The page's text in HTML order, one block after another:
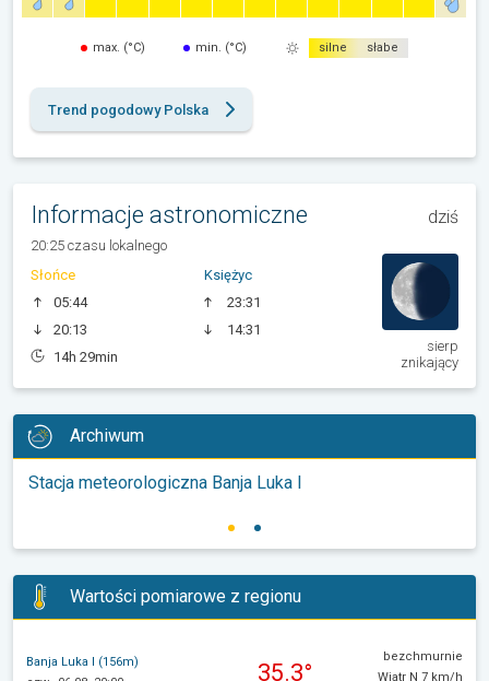
max. (°C) min. (°C) silne słabe
Trend pogodowy Polska
Informacje astronomiczne dziś
20:25 czasu lokalnego
Słońce
05:44
20:13
14h 29min
Księżyc
23:31
14:31
sierp
znikający
Archiwum
Stacja meteorologiczna Banja Luka I
Wartości pomiarowe z regionu
Banja Luka I (156m)
35.3°
bezchmurnie
Wiatr N 7 km/h